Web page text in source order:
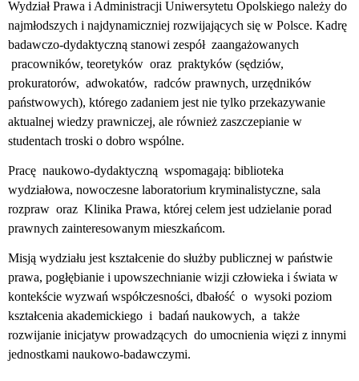
Wydział Prawa i Administracji Uniwersytetu Opolskiego należy do
najmłodszych i najdynamiczniej rozwijających się w Polsce. Kadrę
badawczo-dydaktyczną stanowi zespół zaangażowanych
pracowników, teoretyków oraz praktyków (sędziów,
prokuratorów, adwokatów, radców prawnych, urzędników
państwowych), którego zadaniem jest nie tylko przekazywanie
aktualnej wiedzy prawniczej, ale również zaszczepianie w
studentach troski o dobro wspólne.
Pracę naukowo-dydaktyczną wspomagają: biblioteka
wydziałowa, nowoczesne laboratorium kryminalistyczne, sala
rozpraw oraz Klinika Prawa, której celem jest udzielanie porad
prawnych zainteresowanym mieszkańcom.
Misją wydziału jest kształcenie do służby publicznej w państwie
prawa, pogłębianie i upowszechnianie wizji człowieka i świata w
kontekście wyzwań współczesności, dbałość o wysoki poziom
kształcenia akademickiego i badań naukowych, a także
rozwijanie inicjatyw prowadzących do umocnienia więzi z innymi
jednostkami naukowo-badawczymi.